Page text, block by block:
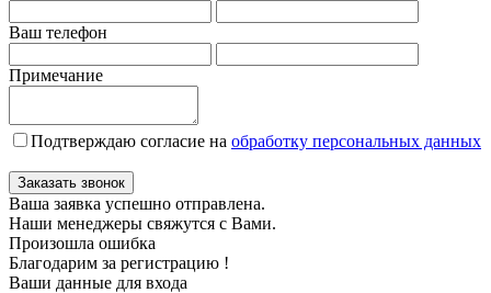
Ваш телефон
Примечание
Подтверждаю согласие на обработку персональных данных
Заказать звонок
Ваша заявка успешно отправлена.
Наши менеджеры свяжутся с Вами.
Произошла ошибка
Благодарим за регистрацию !
Ваши данные для входа